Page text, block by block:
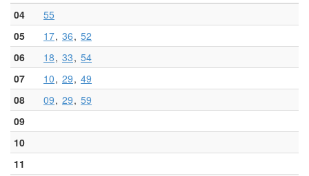
04
55
05
17 36 52
06
18 33 54
07
10 29 49
08
09 29 59
09
10
11